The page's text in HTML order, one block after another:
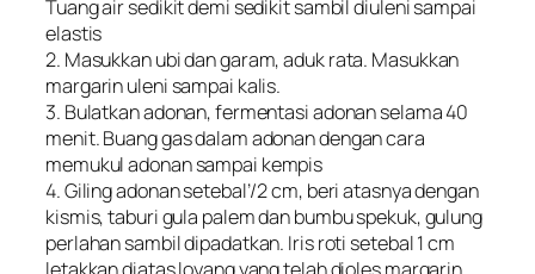
Tuang air sedikit demi sedikit sambil diuleni sampai
elastis
2. Masukkan ubi dan garam, aduk rata. Masukkan
margarin uleni sampai kalis.
3. Bulatkan adonan, fermentasi adonan selama 40
menit. Buang gas dalam adonan dengan cara
memukul adonan sampai kempis
4. Giling adonan setebal’/2 cm, beri atasnya dengan
kismis, taburi gula palem dan bumbu spekuk, gulung
perlahan sambil dipadatkan. Iris roti setebal 1 cm